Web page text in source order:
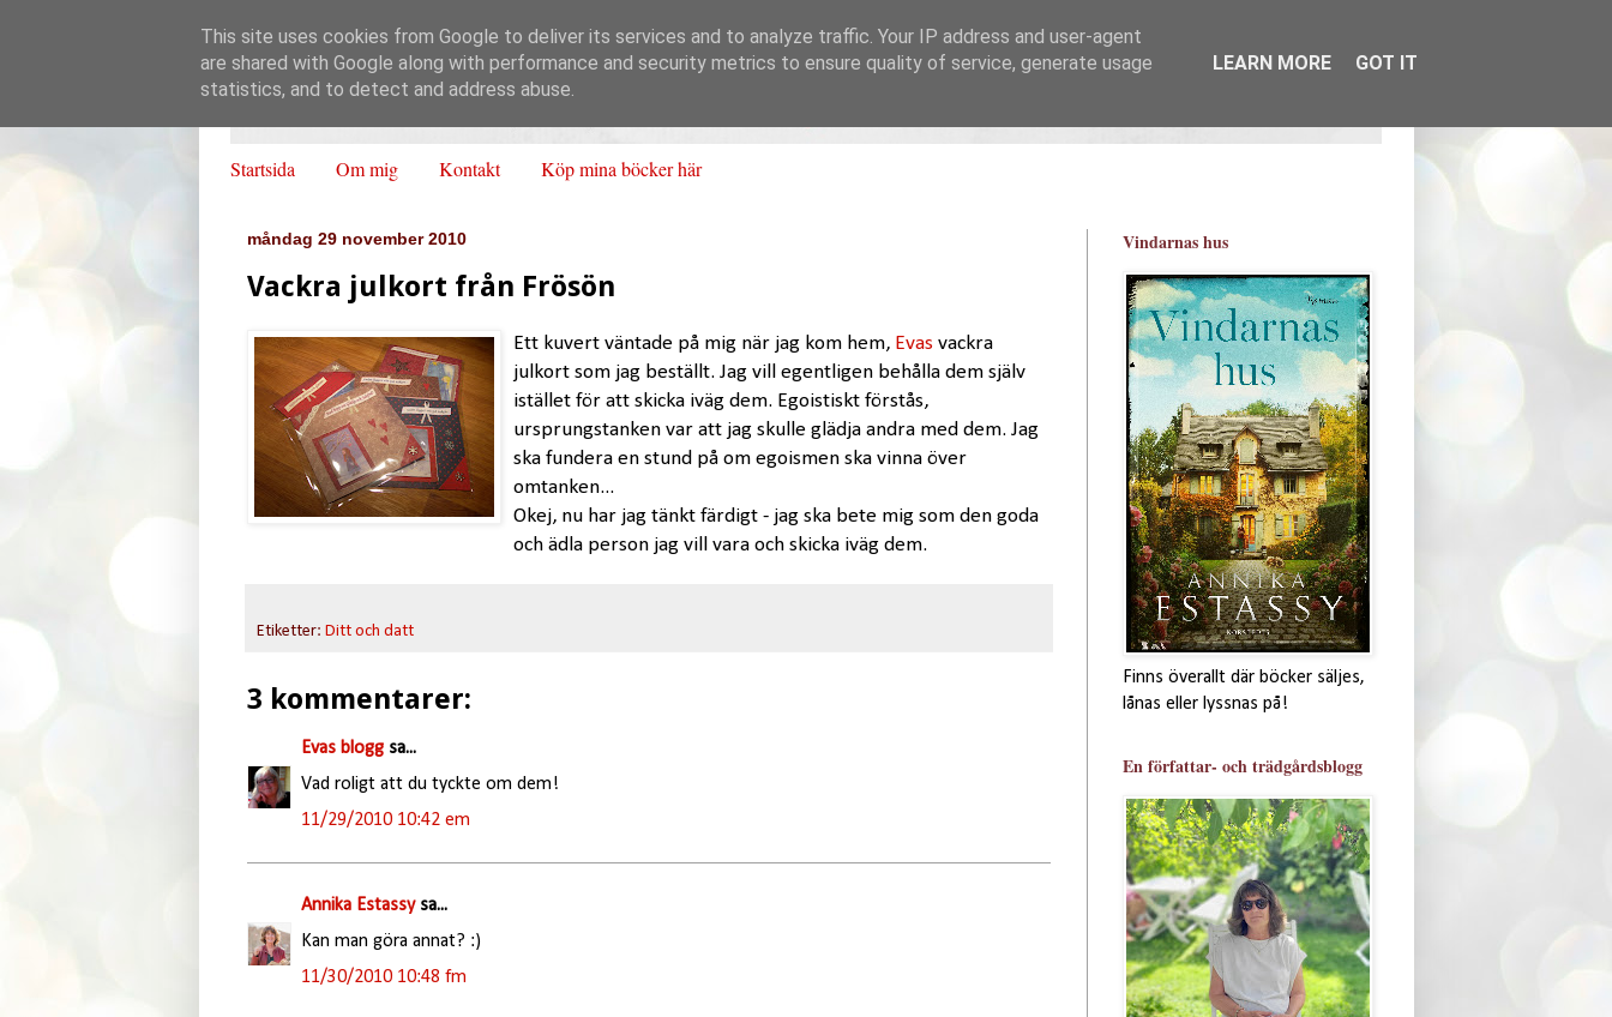
Startsida Om mig Kontakt Köp mina böcker här
måndag 29 november 2010
Vackra julkort från Frösön
Ett kuvert väntade på mig när jag kom hem,Evas vackra
julkort som jag beställt. Jag vill egentligen behålla dem själv
istället för att skicka iväg dem. Egoistiskt förstås,
ursprungstanken var att jag skulle glädja andra med dem. Jag
ska fundera en stund på om egoismen ska vinna över
omtanken...
Okej, nu har jag tänkt färdigt - jag ska bete mig som den goda
och ädla person jag vill vara och skicka iväg dem.
Etiketter: Ditt och datt
3 kommentarer:
Evas bloggsa...
Vad roligt att du tyckte om dem!
11/29/2010 10:42 em
Annika Estassysa...
Kan man göra annat? :)
11/30/2010 10:48 fm
Vindarnas hus
Finns överallt där böcker säljes,
lånas eller lyssnas på!
En författar- och trädgårdsblogg
This site uses cookies from Google to deliver its services and to analyze traffic. Your IP address and user-agent
are shared with Google along with performance and security metrics to ensure quality of service, generate usage
statistics, and to detect and address abuse.
LEARN MORE GOT IT